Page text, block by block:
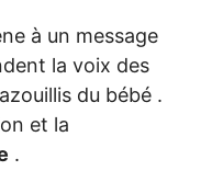
à un message
la voix des
du bébé .
et la
.